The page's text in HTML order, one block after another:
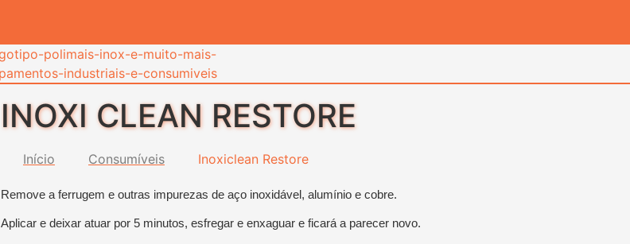
INOXI CLEAN RESTORE
Início Consumíveis Inoxiclean Restore
Remove a ferrugem e outras impurezas de aço inoxidável, alumínio e cobre.
Aplicar e deixar atuar por 5 minutos, esfregar e enxaguar e ficará a parecer novo.